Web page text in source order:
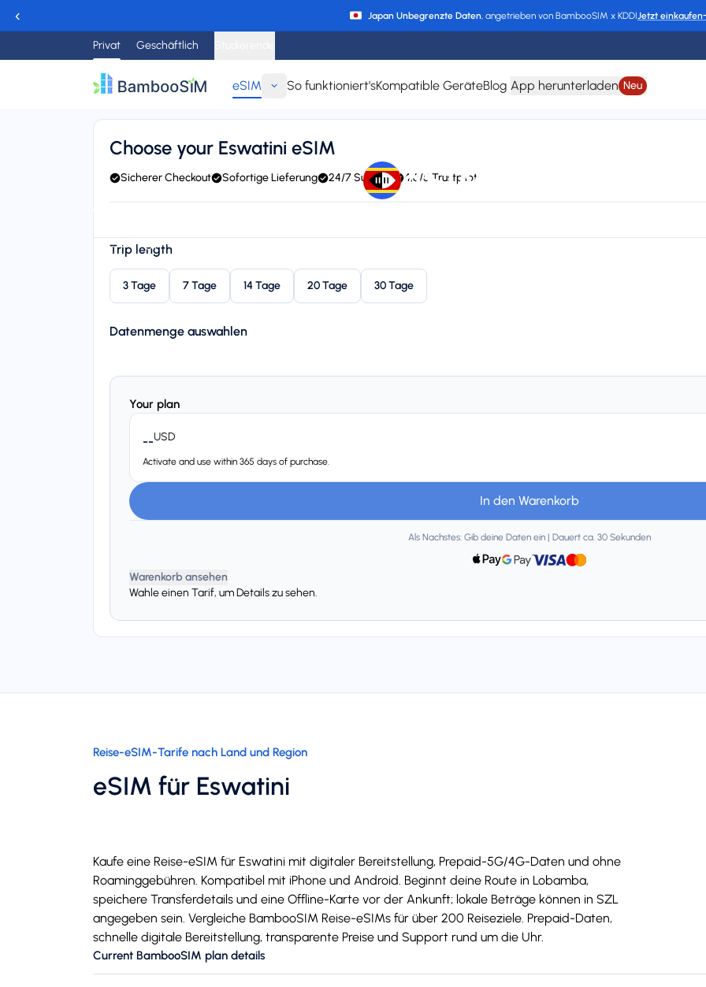
‹ Japan Unbegrenzte Daten, angetrieben von BambooSIM x KDDIJetzt einkaufen
Privat Geschäftlich
eSIM So funktioniert’sKompatible GeräteBlog App herunterladen Neu
eSIM für Eswatini
Starting price
$17,95
Choose your Eswatini eSIM
Sicherer Checkout Sofortige Lieferung 24/7 Support 4,6/5 Trustpilot
Trip length
3 Tage 7 Tage 14 Tage 20 Tage 30 Tage
Datenmenge auswahlen
Your plan
--USD
Activate and use within 365 days of purchase.
In den Warenkorb
Als Nachstes: Gib deine Daten ein | Dauert ca. 30 Sekunden
Warenkorb ansehen
Wahle einen Tarif, um Details zu sehen.
Reise-eSIM-Tarife nach Land und Region
eSIM für Eswatini
Kaufe eine Reise-eSIM für Eswatini mit digitaler Bereitstellung, Prepaid-5G/4G-Daten und ohne
Roaminggebühren. Kompatibel mit iPhone und Android. Beginnt deine Route in Lobamba,
speichere Transferdetails und eine Offline-Karte vor der Ankunft; lokale Beträge können in SZL
angegeben sein. Vergleiche BambooSIM Reise-eSIMs für über 200 Reiseziele. Prepaid-Daten,
schnelle digitale Bereitstellung, transparente Preise und Support rund um die Uhr.
Current BambooSIM plan details